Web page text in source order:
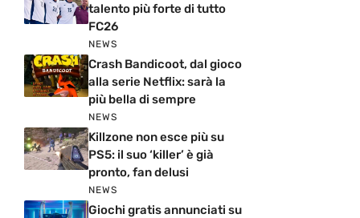
talento più forte di tutto
FC26
NEWS
Crash Bandicoot, dal gioco
alla serie Netflix: sarà la
più bella di sempre
NEWS
Killzone non esce più su
PS5: il suo ‘killer’ è già
pronto, fan delusi
NEWS
Giochi gratis annunciati su